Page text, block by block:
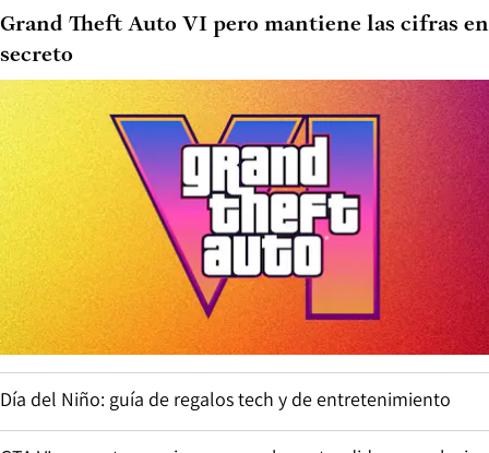
Grand Theft Auto VI pero mantiene las cifras en
secreto
Día del Niño: guía de regalos tech y de entretenimiento